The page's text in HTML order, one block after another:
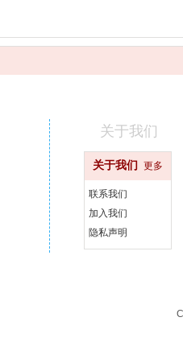
关于我们 更多
联系我们
加入我们
隐私声明
关于我们